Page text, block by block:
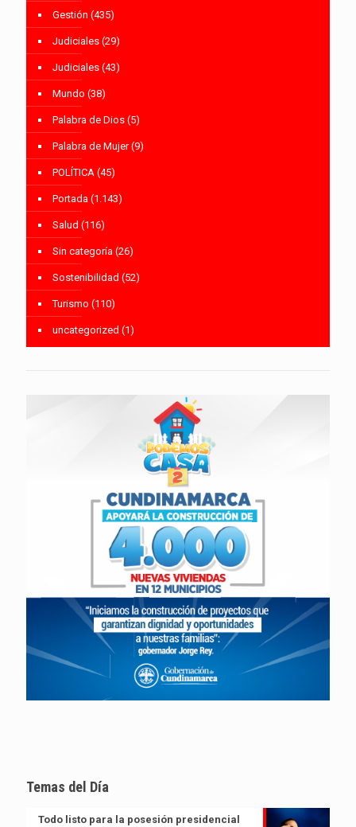
Gestión (435)
Judiciales (29)
Judiciales (43)
Mundo (38)
Palabra de Dios (5)
Palabra de Mujer(9)
POLÍTICA (45)
Portada (1.143)
Salud (116)
Sin categoría (26)
Sostenibilidad (52)
Turismo (110)
uncategorized (1)
Temas del Día
Todo listo para la posesión presidencial